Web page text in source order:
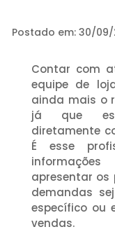
Postado em: 30/09/
Contar com
equipe de
ainda mais o
já que
diretamente
É esse
apresentar
demandas
específico ou
vendas.